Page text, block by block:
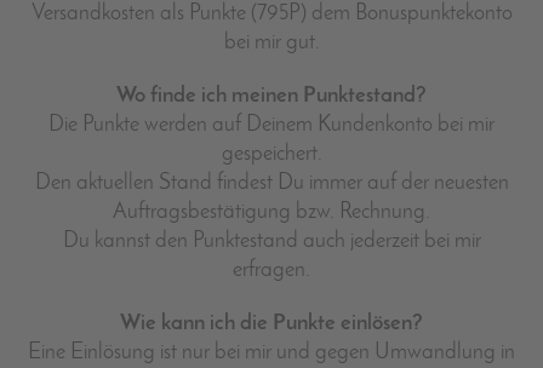
Versandkosten als Punkte (795P) dem Bonuspunktekonto
bei mir gut.
Wo finde ich meinen Punktestand?
Die Punkte werden auf Deinem Kundenkonto bei mir
gespeichert.
Den aktuellen Stand findest Du immer auf der neuesten
Auftragsbestätigung bzw. Rechnung.
Du kannst den Punktestand auch jederzeit bei mir
erfragen.
Wie kann ich die Punkte einlösen?
Eine Einlösung ist nur bei mir und gegen Umwandlung in